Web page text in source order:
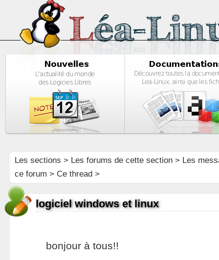
Les sections > Les forums de cette section> Les
ce forum > Ce thread >
logiciel windows et linux
bonjour à tous!!